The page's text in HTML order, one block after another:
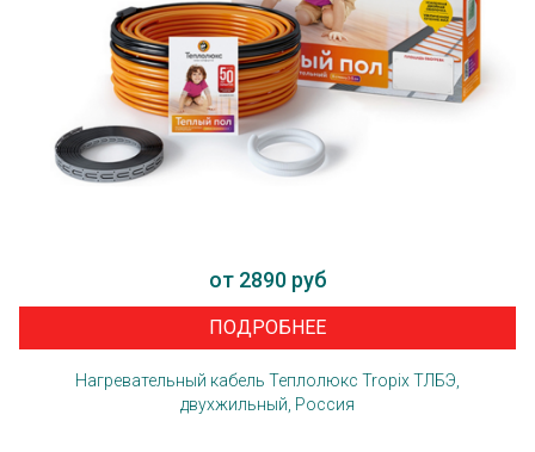
от 2890 руб
ПОДРОБНЕЕ
Нагревательный кабель Теплолюкс Tropix ТЛБЭ,
двухжильный, Россия